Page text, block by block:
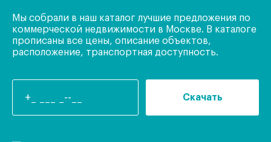
Мы собрали в наш каталог лучшие предложения по
коммерческой недвижимости в Москве. В каталоге
прописаны все цены, описание объектов,
расположение, транспортная доступность.
Скачать